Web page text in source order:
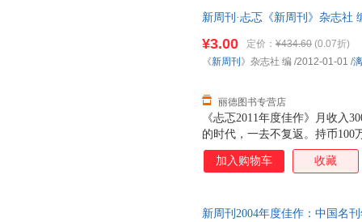
2017《新周刊》，记录着2017
新周刊·忐忑《新周刊》杂志社
《忐忑2011年度佳作》月收入
的时代，一去不复返。持币100
榜……（《中国有多贵》）日
球调到振动模式、经济调到通
悦父母、两位肇事司机的行为
¥3.00 定价： ¥434.60 (0.07折)
丽德图书专营店
《新周刊 》杂志社 编 /2012-01-01 /
加入购物车 收藏
新周刊2004年度佳作：中国名